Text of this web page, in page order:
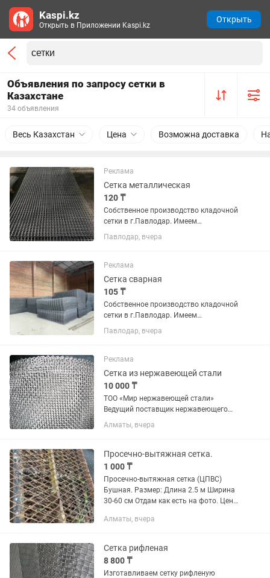
Объявления по запросу сетки в
Казахстане
34 объявления
Весь Казахстан Цена Возможна доставка
Реклама
Сетка металлическая
120 ₸
Собственное производство кладочной
сетки в г.Павлодар. Имеем
возможность изготовить сетку
арматурную - кладочную ,
d4, d5, d6, d6.5, d8, d10 по вашим
эскизам и...
Павлодар, вчера
Реклама
Сетка сварная
105 ₸
Собственное производство кладочной
сетки в г.Павлодар. Имеем
возможность изготовить сетку
арматурную - кладочную ,
d4, d5, d6, d6.5, d8, d10 по вашим
эскизам и...
Павлодар, вчера
Реклама
Сетка из нержавеющей стали
10 000 ₸
ТОО «Мир нержавеющей стали»
Ведущий поставщик нержавеющего
металлопроката мировых
производителей на территории РК.
является, качественная продукция и
приемлемые цены. В...
Алматы, вчера
Просечно-вытяжная сетка.
1 000 ₸
Просечно-вытяжная сетка (ЦПВС)
Бушная. Размер: Длина 2.5 м Ширина
30-60 см Отдам как есть на фото. Цена
Алматы, вчера
Сетка рифленая
8 800 ₸
Изготавливаем сетку рифленую
Kaspi.kz
Открыть в Приложении Kaspi.kz
Открыть